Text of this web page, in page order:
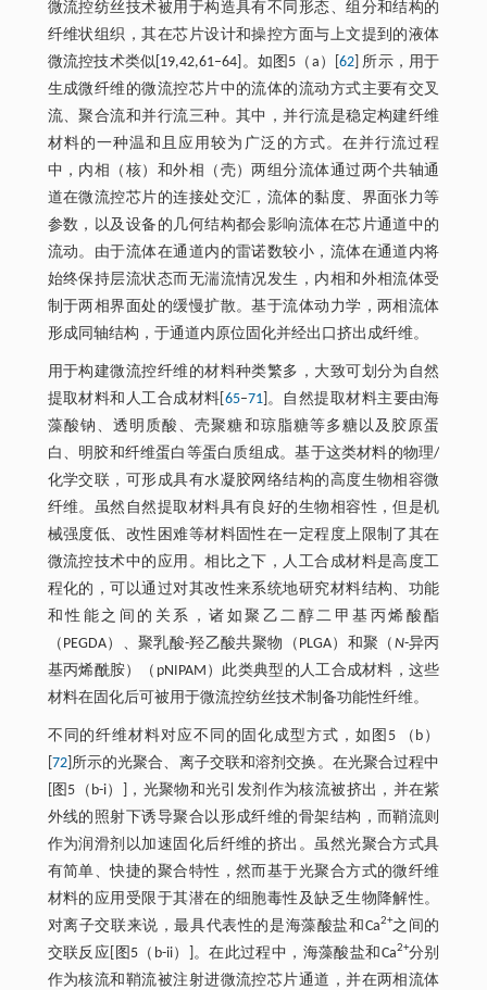
微流控纺丝技术被用于构造具有不同形态、组分和结构的
纤维状组织，其在芯片设计和操控方面与上文提到的液体
微流控技术类似[19,42,61–64]。如图5（a）[62 ] 所示，用于
生成微纤维的微流控芯片中的流体的流动方式主要有交叉
流、聚合流和并行流三种。其中，并行流是稳定构建纤维
材料的一种温和且应用较为广泛的方式。在并行流过程
中，内相（核）和外相（壳）两组分流体通过两个共轴通
道在微流控芯片的连接处交汇，流体的黏度、界面张力等
参数，以及设备的几何结构都会影响流体在芯片通道中的
流动。由于流体在通道内的雷诺数较小，流体在通道内将
始终保持层流状态而无湍流情况发生，内相和外相流体受
制于两相界面处的缓慢扩散。基于流体动力学，两相流体
形成同轴结构，于通道内原位固化并经出口挤出成纤维。
用于构建微流控纤维的材料种类繁多，大致可划分为自然
提取材料和人工合成材料[ 65–71]。自然提取材料主要由海
藻酸钠、透明质酸、壳聚糖和琼脂糖等多糖以及胶原蛋
白、明胶和纤维蛋白等蛋白质组成。基于这类材料的物理/
化学交联，可形成具有水凝胶网络结构的高度生物相容微
纤维。虽然自然提取材料具有良好的生物相容性，但是机
械强度低、改性困难等材料固性在一定程度上限制了其在
微流控技术中的应用。相比之下，人工合成材料是高度工
程化的，可以通过对其改性来系统地研究材料结构、功能
和性能之间的关系，诸如聚乙二醇二甲基丙烯酸酯
（PEGDA）、聚乳酸-羟乙酸共聚物（PLGA）和聚（ N-异丙
基丙烯酰胺）（pNIPAM）此类典型的人工合成材料，这些
材料在固化后可被用于微流控纺丝技术制备功能性纤维。
不同的纤维材料对应不同的固化成型方式，如图5 （b）
72]所示的光聚合、离子交联和溶剂交换。在光聚合过程中
[图5（b-i）]，光聚物和光引发剂作为核流被挤出，并在紫
外线的照射下诱导聚合以形成纤维的骨架结构，而鞘流则
作为润滑剂以加速固化后纤维的挤出。虽然光聚合方式具
有简单、快捷的聚合特性，然而基于光聚合方式的微纤维
材料的应用受限于其潜在的细胞毒性及缺乏生物降解性。
对离子交联来说，最具代表性的是海藻酸盐和Ca2+之间的
交联反应[图5（b-ii）]。在此过程中，海藻酸盐和Ca2+分别
作为核流和鞘流被注射进微流控芯片通道，并在两相流体